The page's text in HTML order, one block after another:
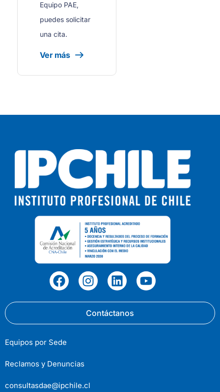
Equipo PAE,
puedes solicitar
una cita.
Ver más
Contáctanos
Equipos por Sede
Reclamos y Denuncias
consultasdae@ipchile.cl